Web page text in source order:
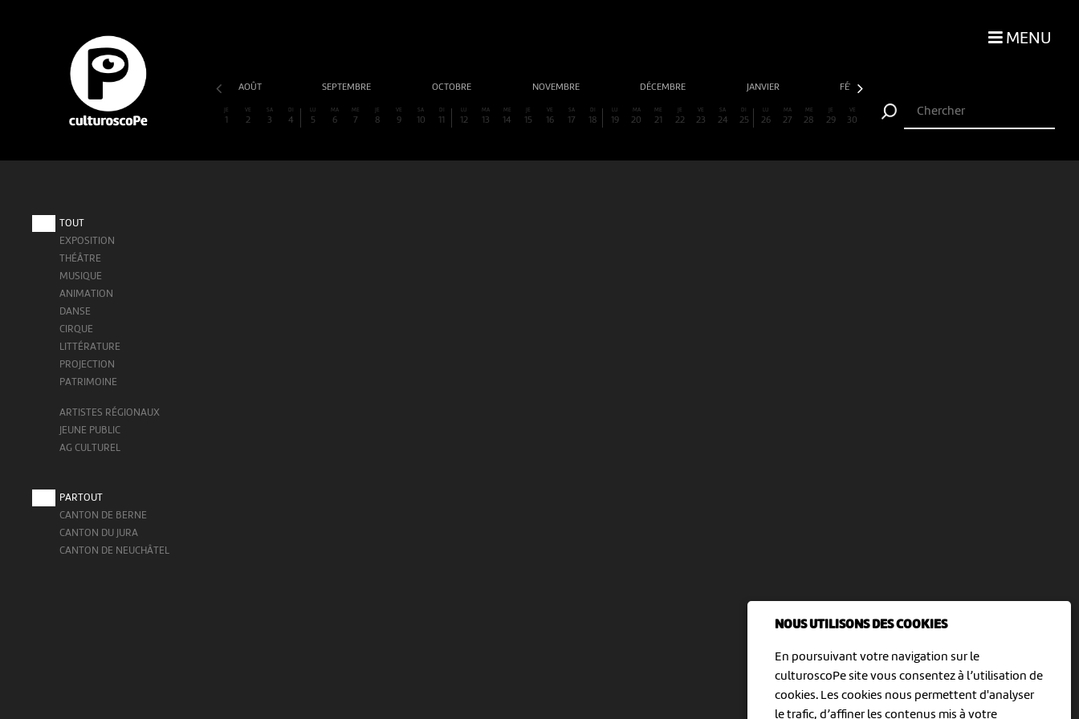
NOUS UTILISONS DES COOKIES
En poursuivant votre navigation sur le
culturoscoPe site vous consentez à l’utilisation de
cookies. Les cookies nous permettent d'analyser
le trafic, d’affiner les contenus mis à votre
MENU
AOÛT SEPTEMBRE OCTOBRE NOVEMBRE DÉCEMBRE JANVIER FÉVRIER
JE
1
VE
2
SA
3
DI
4
LU
5
MA
6
ME
7
JE
8
VE
9
SA
10
DI
11
LU
12
MA
13
ME
14
JE
15
VE
16
SA
17
DI
18
LU
19
MA
20
ME
21
JE
22
VE
23
SA
24
DI
25
LU
26
MA
27
ME
28
JE
29
VE
30
TOUT
EXPOSITION
THÉÂTRE
MUSIQUE
ANIMATION
DANSE
CIRQUE
LITTÉRATURE
PROJECTION
PATRIMOINE
ARTISTES RÉGIONAUX
JEUNE PUBLIC
AG CULTUREL
PARTOUT
CANTON DE BERNE
CANTON DU JURA
CANTON DE NEUCHÂTEL